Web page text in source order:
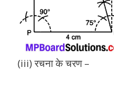
(iii) रचना के चरण –